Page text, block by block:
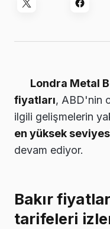
Londra Metal
fiyatları, ABD'nin
ilgili gelişmelerin
en yüksek
devam ediyor.
Bakır
tarifeleri